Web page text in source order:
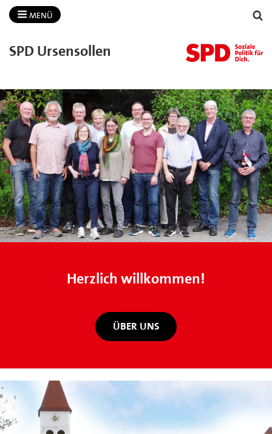
MENÜ
SPD Ursensollen
Herzlich willkommen!
ÜBER UNS